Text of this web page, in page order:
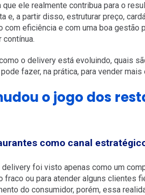
que ele realmente contribua para o
e, a partir disso, estruturar preço,
com eficiência e com uma boa gestão
o delivery está evoluindo, quais
fazer, na prática, para vender mais
o jogo dos
como canal
delivery foi visto apenas como um
fraco ou para atender alguns clientes
do consumidor, porém, essa